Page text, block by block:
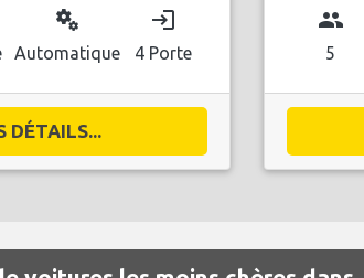
miscellaneous_services
Automatique
login
4 Porte
DÉTAILS...
group
5